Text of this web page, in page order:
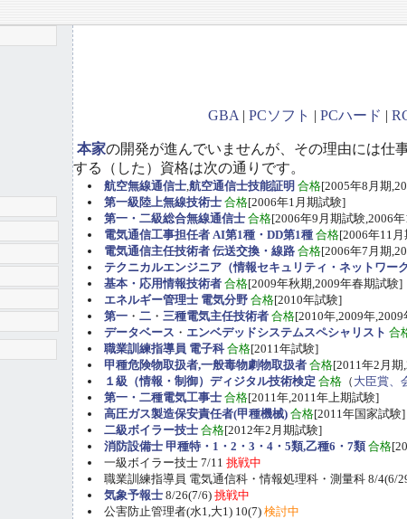
GBA | PCソフト | PCハード |
本家の開発が進んでいませんが、その理由には仕
する（した）資格は次の通りです。
航空無線通信士,航空通信士技能証明 合格[2005年8月期
第一級陸上無線技術士 合格[2006年1月期試験]
第一・二級総合無線通信士 合格[2006年9月期試験,2006
電気通信工事担任者 AI第1種・DD第1種 合格[2006年11
電気通信主任技術者 伝送交換・線路 合格[2006年7月期
テクニカルエンジニア（情報セキュリティ・ネットワーク
基本・応用情報技術者 合格[2009年秋期,2009年春期試験]
エネルギー管理士 電気分野 合格[2010年試験]
第一 ・ 二 ・ 三種電気主任技術者 合格[2010年,2009年
データベース ・ エンベデッドシステムスペシャリスト 合
職業訓練指導員 電子科 合格[2011年試験]
甲種危険物取扱者,一般毒物劇物取扱者 合格[2011年2月
１級（情報・制御）ディジタル技術検定 合格 （ 大臣賞、
第一・二種電気工事士 合格[2011年,2011年上期試験]
高圧ガス製造保安責任者(甲種機械) 合格[2011年国家試験]
二級ボイラー技士 合格[2012年2月期試験]
消防設備士 甲種特・1・2・3・4・5類,乙種6・7類 合格
一級ボイラー技士 7/11 挑戦中
職業訓練指導員 電気通信科・情報処理科・測量科 8/4(6/
気象予報士 8/26(7/6) 挑戦中
公害防止管理者(水1,大1) 10(7) 検討中